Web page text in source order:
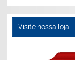
Visite nossa loja